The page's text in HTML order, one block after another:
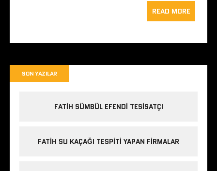
READ MORE
SON YAZILAR
FATIH SÜMBÜL EFENDI TESISATÇI
FATIH SU KAÇAĞI TESPITI YAPAN FIRMALAR